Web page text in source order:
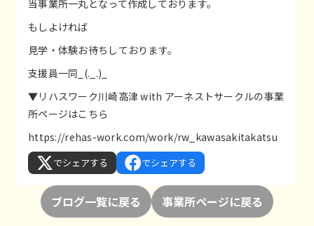
当事業所一丸となって作成しております。
もしよければ
見学・体験お待ちしております。
支援員一同_(._.)_
▼リハスワーク川崎高津 with アーネストサークルの事業
所ページはこちら
https://rehas-work.com/work/rw_kawasakitakatsu
でシェアする でシェアする
ブログ一覧に戻る 事業所ページに戻る